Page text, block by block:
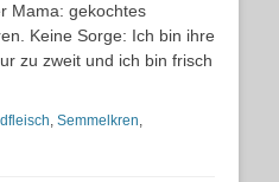
Mama: gekochtes
Keine Sorge: Ich bin ihre
zu zweit und ich bin frisch
, Semmelkren,